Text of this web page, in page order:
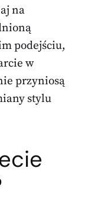
na
podejściu,
w
przyniosą
stylu